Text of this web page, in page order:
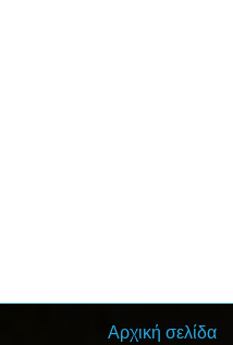
Αρχική σελίδα